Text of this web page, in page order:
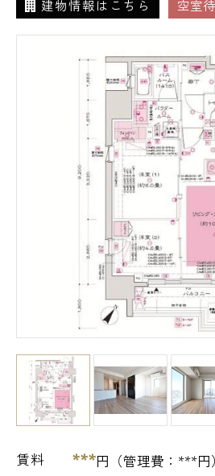
建物情報はこちら 空室
賃料 ***円（管理費： ***円）